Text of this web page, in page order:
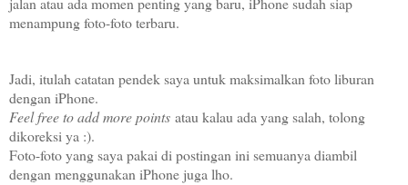
menampung foto-foto terbaru.
Jadi, itulah catatan pendek saya untuk maksimalkan foto liburan
dengan iPhone.
Feel free to add more points atau kalau ada yang salah, tolong
dikoreksi ya :).
Foto-foto yang saya pakai di postingan ini semuanya diambil
dengan menggunakan iPhone juga lho.